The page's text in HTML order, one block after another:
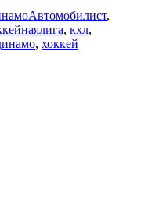
,
, кхл,
, хоккей